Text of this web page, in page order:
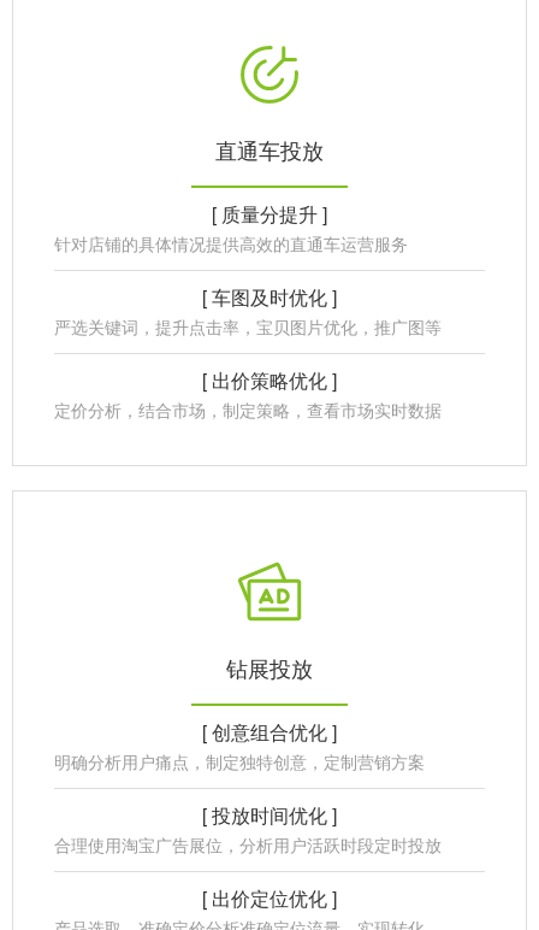
直通车投放
[ 质量分提升 ]
针对店铺的具体情况提供高效的直通车运营服务
[ 车图及时优化 ]
严选关键词，提升点击率，宝贝图片优化，推广图等
[ 出价策略优化 ]
定价分析，结合市场，制定策略，查看市场实时数据
钻展投放
[ 创意组合优化 ]
明确分析用户痛点，制定独特创意，定制营销方案
[ 投放时间优化 ]
合理使用淘宝广告展位，分析用户活跃时段定时投放
[ 出价定位优化 ]